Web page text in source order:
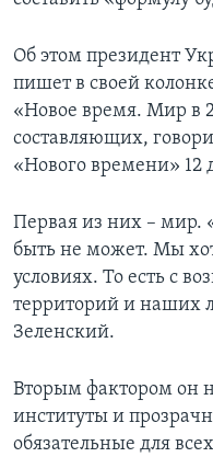
Об этом президент
пишет в своей
«Новое время. Мир в
составляющих,
«Нового времени» 12
Первая из них – мир.
быть не может. Мы
условиях. То есть с
территорий и наших
Зеленский.
Вторым фактором он
институты и
обязательные для